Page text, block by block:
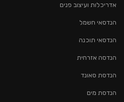
אדריכלות ועיצוב פנים
הנדסאי חשמל
הנדסאי תוכנה
הנדסה אזרחית
הנדסת סאונד
הנדסת מים